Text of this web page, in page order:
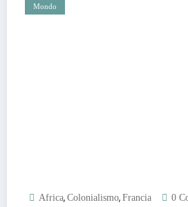
Mondo
Africa, Colonialismo, Francia 0